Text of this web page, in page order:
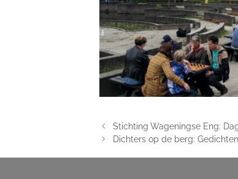
Stichting Wageningse Eng:
Dichters op de berg: